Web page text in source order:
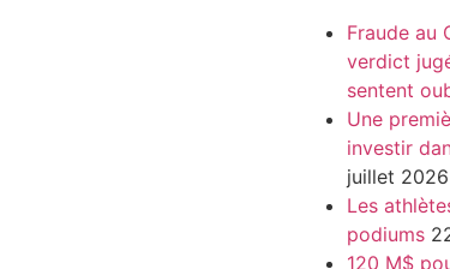
Fraude au
verdict
sentent
Une
investir
juillet 2026
Les
podiums
120 M$